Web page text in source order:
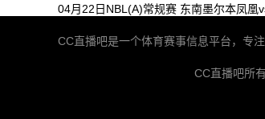
04月22日NBL(A)常规赛 东南墨尔本凤凰
CC直播吧是一个体育赛事信息平台，专
CC直播吧所